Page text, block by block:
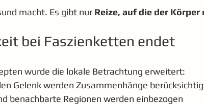
macht. Es gibt nur Reize, auf die der Körper
bei Faszienketten endet
wurde die lokale Betrachtung erweitert:
Gelenk werden Zusammenhänge
benachbarte Regionen werden einbezogen